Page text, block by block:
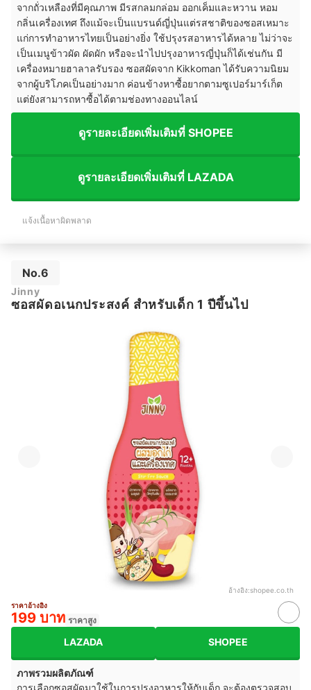
จากถั่วเหลืองที่มีคุณภาพ มีรสกลมกล่อม ออกเค็มและหวาน หอม
กลิ่นเครื่องเทศ ถึงแม้จะเป็นแบรนด์ญี่ปุ่นแต่รสชาติของซอสเหมาะ
แก่การทำอาหารไทยเป็นอย่างยิ่ง ใช้ปรุงรสอาหารได้หลาย ไม่ว่าจะ
เป็นเมนูข้าวผัด ผัดผัก หรือจะนำไปปรุงอาหารญี่ปุ่นก็ได้เช่นกัน มี
เครื่องหมายฮาลาลรับรอง ซอสผัดจาก Kikkoman ได้รับความนิยม
จากผู้บริโภคเป็นอย่างมาก ค่อนข้างหาซื้อยากตามซูเปอร์มาร์เก็ต
แต่ยังสามารถหาซื้อได้ตามช่องทางออนไลน์
ดูรายละเอียดเพิ่มเติมที่ SHOPEE
ดูรายละเอียดเพิ่มเติมที่ LAZADA
แจ้งเนื้อหาผิดพลาด
No.6
Jinny
ซอสผัดอเนกประสงค์ สำหรับเด็ก 1 ปีขึ้นไป
อ้างอิง:shopee.co.th
ราคาอ้างอิง
199 บาท ราคาสูง
LAZADA SHOPEE
ภาพรวมผลิตภัณฑ์
การเลือกซอสผัดมาใช้ในการปรุงอาหารให้กับเด็ก จะต้องตรวจสอบ